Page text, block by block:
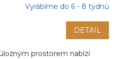
Vyrábíme do 6 - 8 týdnů
DETAIL
prostorem nabízí